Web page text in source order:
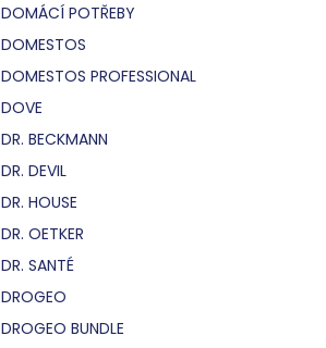
DOMÁCÍ POTŘEBY
DOMESTOS
DOMESTOS PROFESSIONAL
DOVE
DR. BECKMANN
DR. DEVIL
DR. HOUSE
DR. OETKER
DR. SANTÉ
DROGEO
DROGEO BUNDLE